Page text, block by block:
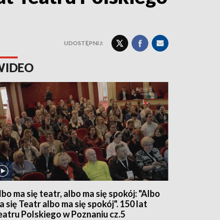
UDOSTĘPNIJ:
ma się teatr, albo ma się spokój: "Albo
się Teatr albo ma się spokój". 150 lat
Polskiego w Poznaniu cz.5